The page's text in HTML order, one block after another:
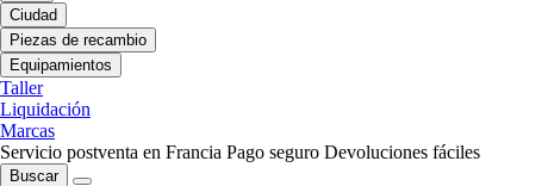
Ciudad
Piezas de recambio
Equipamientos
Taller
Liquidación
Marcas
Servicio postventa en Francia Pago seguro Devoluciones fáciles
Buscar